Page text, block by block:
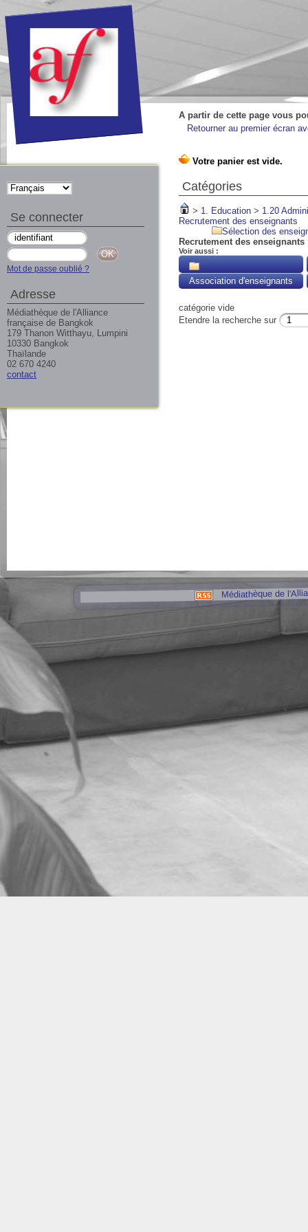
A partir de cette page vous
Retourner au premier écran
Catégories
> 1. Education > 1.20
Recrutement des enseignants
Sélection des
Recrutement des enseignants
Voir aussi :
Association d'enseignants
catégorie vide
Etendre la recherche sur
Médiathèque de
Se connecter
Mot de passe oublié ?
Adresse
Médiathèque de l'Alliance
française de Bangkok
179 Thanon Witthayu, Lumpini
10330 Bangkok
Thaïlande
02 670 4240
contact